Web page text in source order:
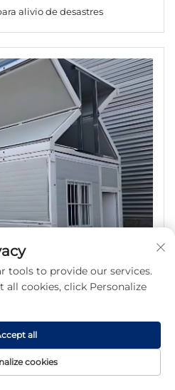
alivio de desastres
resistente y anti-corrosión
campamento minero
tools to provide our services.
cookies, click Personalize
cookies
all